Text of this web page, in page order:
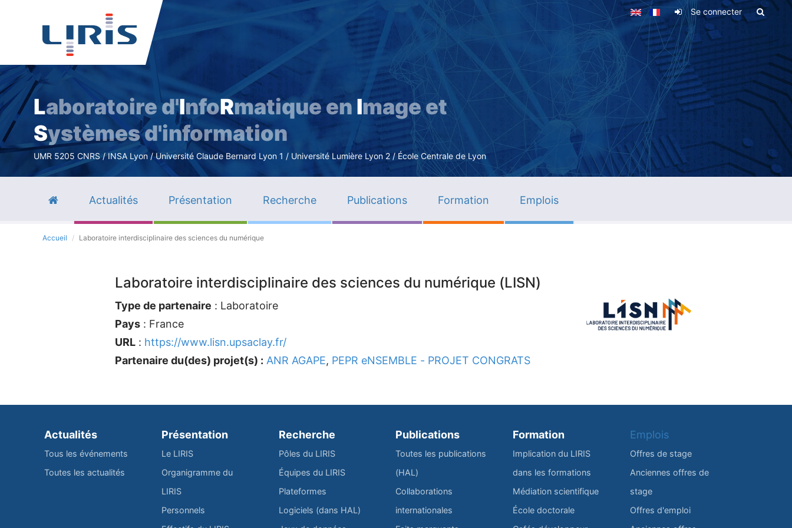
contenu
principal
Se connecter
Laboratoire d'InfoRmatique en Image et
Systèmes d'information
UMR 5205 CNRS / INSA Lyon / Université Claude Bernard Lyon 1 / Université Lumière Lyon 2 / École Centrale de Lyon
Actualités Présentation Recherche Publications Formation Emplois
Accueil Laboratoire interdisciplinaire des sciences du numérique
Laboratoire interdisciplinaire des sciences du numérique (LISN)
Type de partenaire : Laboratoire
Pays : France
URL : https://www.lisn.upsaclay.fr/
Partenaire du(des) projet(s) : ANR AGAPE, PEPR eNSEMBLE - PROJET CONGRATS
Actualités
Tous les événements
Toutes les actualités
Présentation
Le LIRIS
Organigramme du
LIRIS
Personnels
Recherche
Pôles du LIRIS
Équipes du LIRIS
Plateformes
Logiciels (dans HAL)
Publications
Toutes les publications
(HAL)
Collaborations
internationales
Formation
Implication du LIRIS
dans les formations
Médiation scientifique
École doctorale
Emplois
Offres de stage
Anciennes offres de
stage
Offres d'emploi